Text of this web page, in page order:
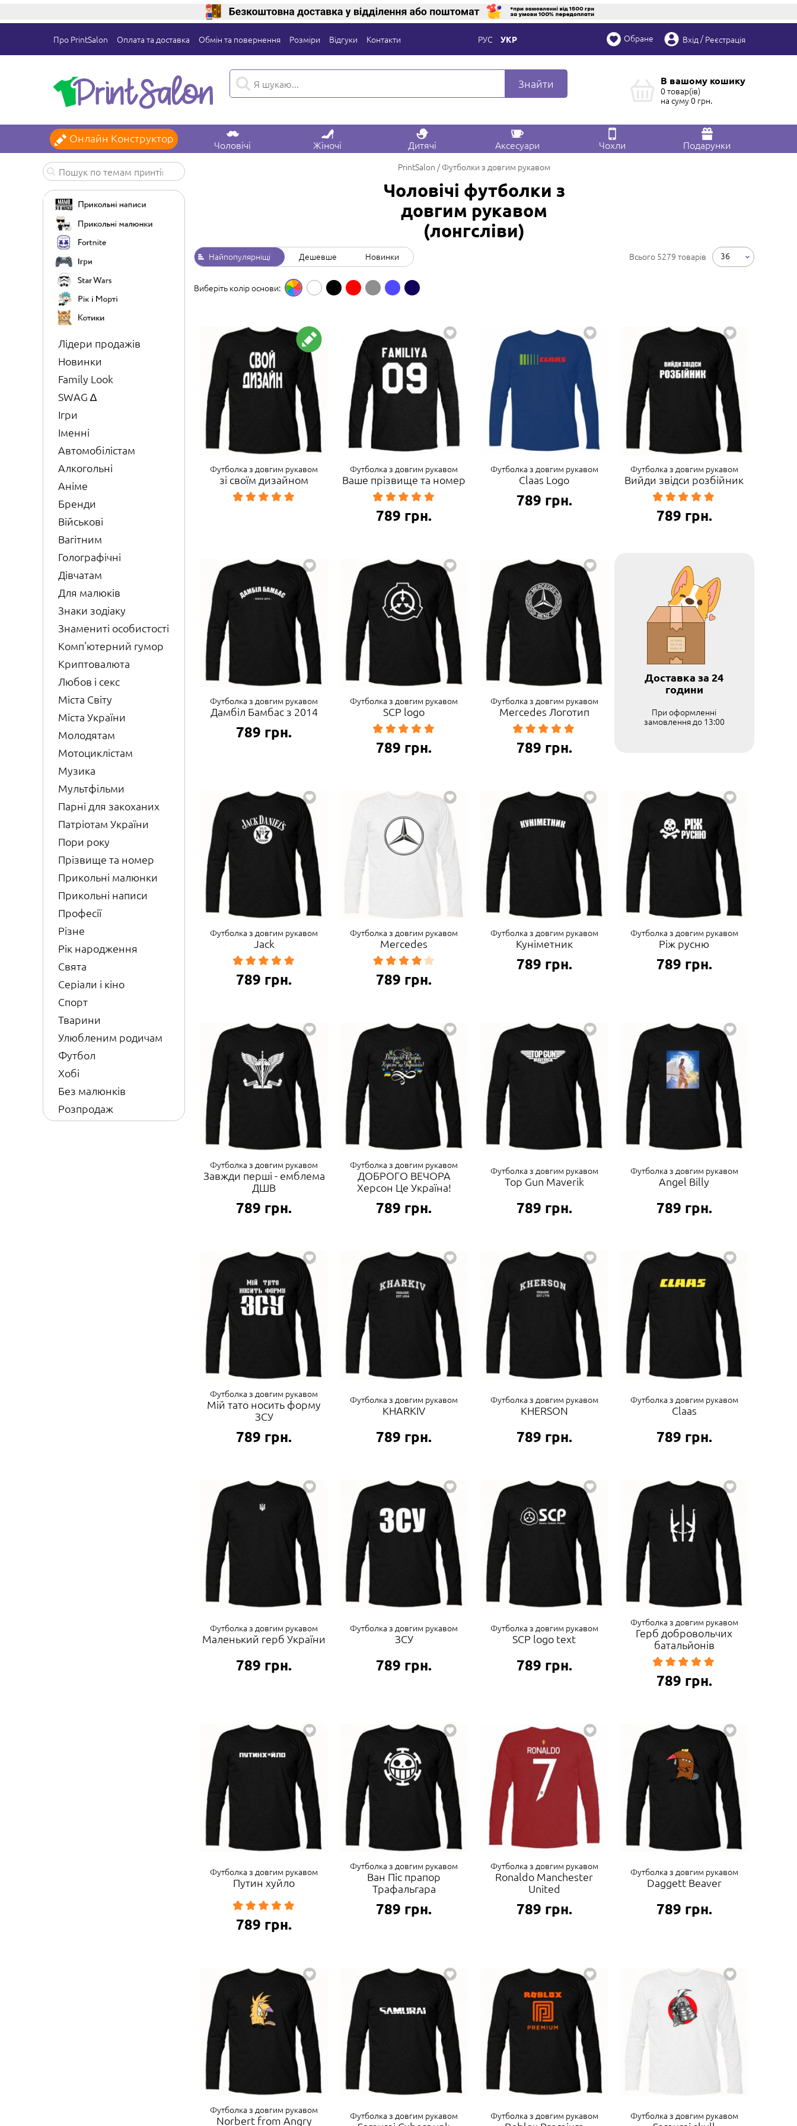
Про PrintSalon Оплата та доставка Обмін та повернення Розміри Відгуки Контакти РУС УКР Обране Вхід /Реєстрація
Знайти В вашому кошику
0 товар(ів)
на суму0 грн.
Онлайн Конструктор
Чоловічі Жіночі Дитячі Аксесуари Чохли Подарунки
Лідери продажів
Новинки
Family Look
SWAG ∆
Ігри
Іменні
Автомобілістам
Алкогольні
Аніме
Бренди
Військові
Вагітним
Голографічні
Дівчатам
Для малюків
Знаки зодіаку
Знамениті особистості
Комп'ютерний гумор
Криптовалюта
Любов і секс
Міста Світу
Міста України
Молодятам
Мотоциклістам
Музика
Мультфільми
Парні для закоханих
Патріотам України
Пори року
Прізвище та номер
Прикольні малюнки
Прикольні написи
Професії
Різне
Рік народження
Свята
Серіали і кіно
Спорт
Тварини
Улюбленим родичам
Футбол
Хобі
Без малюнків
Розпродаж
PrintSalon Футболки з довгим рукавом
Чоловічі футболки з
довгим рукавом
(лонгсліви)
Найпопулярніщі Дешевше Новинки Всього 5279 товарів 36
Виберіть колір основи:
Футболка з довгим рукавом
зі своїм дизайном
Футболка з довгим рукавом
Ваше прізвище та номер
789 грн.
Футболка з довгим рукавом
Claas Logo
789 грн.
Футболка з довгим рукавом
Вийди звідси розбійник
789 грн.
Футболка з довгим рукавом
Дамбіл Бамбас з 2014
789 грн.
Футболка з довгим рукавом
SCP logo
789 грн.
Футболка з довгим рукавом
Mercedes Логотип
789 грн.
Доставка за 24
години
При оформленні
замовлення до 13:00
Футболка з довгим рукавом
Jack
789 грн.
Футболка з довгим рукавом
Mercedes
789 грн.
Футболка з довгим рукавом
Куніметник
789 грн.
Футболка з довгим рукавом
Ріж русню
789 грн.
Футболка з довгим рукавом
Завжди перші - емблема
ДШВ
789 грн.
Футболка з довгим рукавом
ДОБРОГО ВЕЧОРА
Херсон Це Україна!
789 грн.
Футболка з довгим рукавом
Top Gun Maverik
789 грн.
Футболка з довгим рукавом
Angel Billy
789 грн.
Футболка з довгим рукавом
Мій тато носить форму
ЗСУ
789 грн.
Футболка з довгим рукавом
KHARKIV
789 грн.
Футболка з довгим рукавом
KHERSON
789 грн.
Футболка з довгим рукавом
Claas
789 грн.
Футболка з довгим рукавом
Маленький герб України
789 грн.
Футболка з довгим рукавом
ЗСУ
789 грн.
Футболка з довгим рукавом
SCP logo text
789 грн.
Футболка з довгим рукавом
Герб добровольчих
батальйонів
789 грн.
Футболка з довгим рукавом
Путин хуйло
789 грн.
Футболка з довгим рукавом
Ван Піс прапор
Трафальгара
789 грн.
Футболка з довгим рукавом
Ronaldo Manchester
United
789 грн.
Футболка з довгим рукавом
Daggett Beaver
789 грн.
Футболка з довгим рукавом
Norbert from Angry
Футболка з довгим рукавом Футболка з довгим рукавом Футболка з довгим рукавом